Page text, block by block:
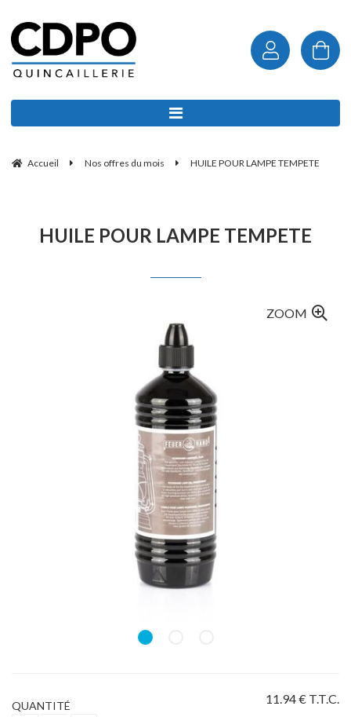
Accueil Nos offres du mois HUILE POUR LAMPE TEMPETE
HUILE POUR LAMPE TEMPETE
ZOOM
11.94€ T.T.C.
QUANTITÉ